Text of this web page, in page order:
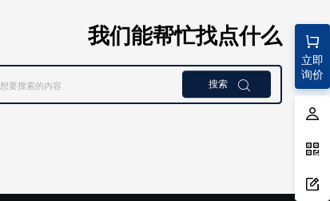
立即
询价
我们能帮忙找点什么
搜索 